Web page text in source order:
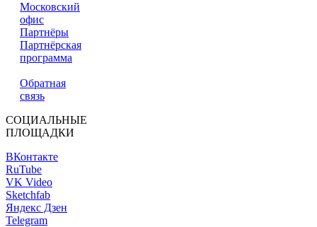
Московский
офис
Партнёры
Партнёрская
программа
Обратная
связь
СОЦИАЛЬНЫЕ
ПЛОЩАДКИ
ВКонтакте
RuTube
VK Video
Sketchfab
Яндекс Дзен
Telegram